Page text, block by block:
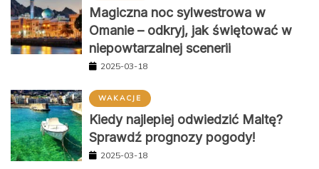
Magiczna noc sylwestrowa w
Omanie – odkryj, jak świętować w
niepowtarzalnej scenerii
2025-03-18
WAKACJE
Kiedy najlepiej odwiedzić Maltę?
Sprawdź prognozy pogody!
2025-03-18